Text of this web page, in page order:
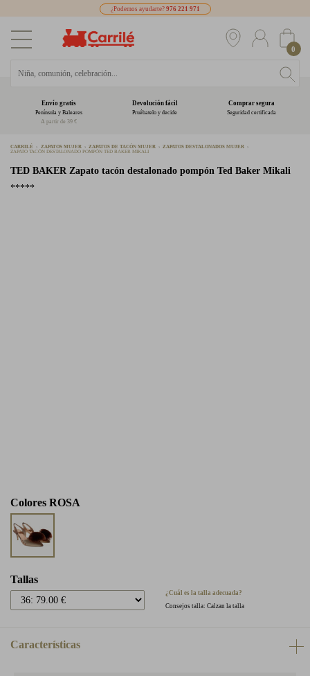
¿Podemos ayudarte? 976 221 971
0
Envío gratis
Península y Baleares
A partir de 39 €
Devolución fácil
Pruébatelo y decide
Comprar segura
Seguridad certificada
CARRILÉ ZAPATOS MUJER ZAPATOS DE TACÓN MUJER
ZAPATOS DESTALONADOS MUJER
ZAPATO TACÓN DESTALONADO POMPÓN TED BAKER MIKALI
TED BAKER Zapato tacón destalonado pompón Ted Baker Mikali
*****
Colores ROSA
Tallas
¿Cuál es la talla adecuada?
Consejos talla: Calzan la talla
Características